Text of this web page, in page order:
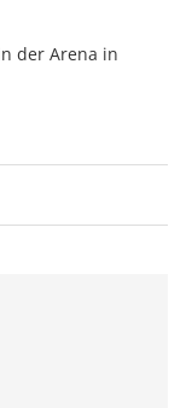
der Arena in